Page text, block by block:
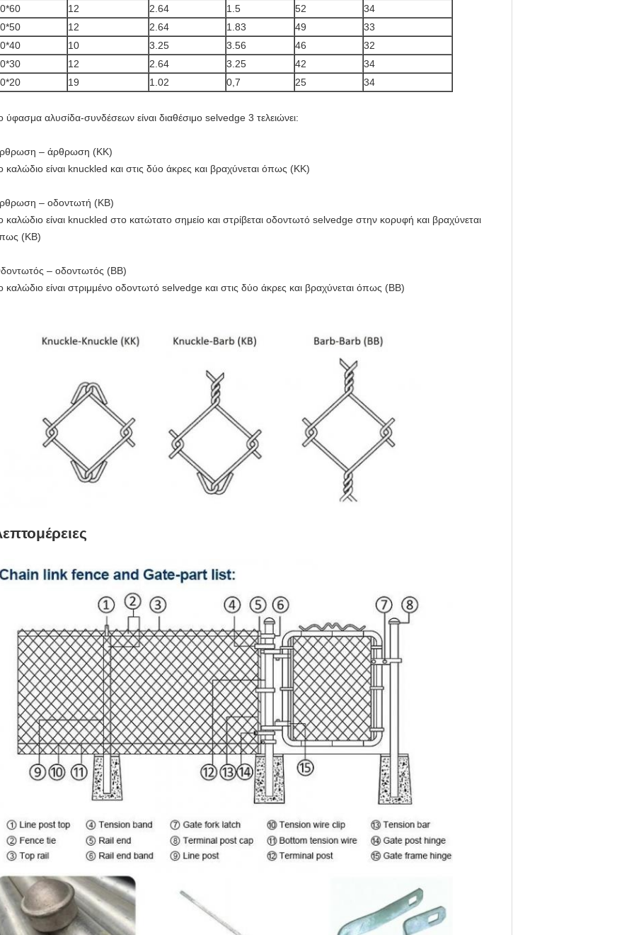
12 2.64 1.5 52
34
12 2.64 1.83 49
33
10 3.25 3.56 46
32
12 2.64 3.25 42
34
19 1.02 0,7 25 34
ύφασμα αλυσίδα-συνδέσεων είναι διαθέσιμο selvedge 3 τελειώνει:
– άρθρωση (KK)
καλώδιο είναι knuckled και στις δύο άκρες και βραχύνεται όπως (KK)
– οδοντωτή (KB)
καλώδιο είναι knuckled στο κατώτατο σημείο και στρίβεται οδοντωτό selvedge στην κορυφή και βραχύνεται
(KB)
– οδοντωτός (BB)
καλώδιο είναι στριμμένο οδοντωτό selvedge και στις δύο άκρες και βραχύνεται όπως (BB)